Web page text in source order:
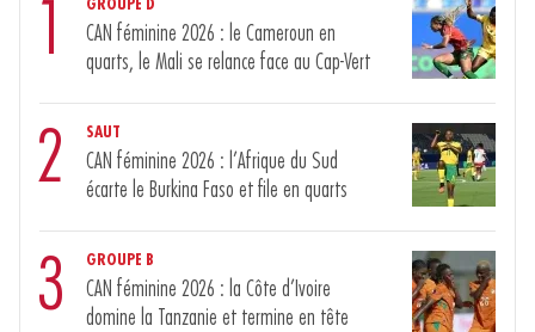
GROUPE D
CAN féminine 2026 : le Cameroun en
quarts, le Mali se relance face au Cap-Vert
2 SAUT
CAN féminine 2026 : l’Afrique du Sud
écarte le Burkina Faso et file en quarts
3 GROUPE B
CAN féminine 2026 : la Côte d’Ivoire
domine la Tanzanie et termine en tête